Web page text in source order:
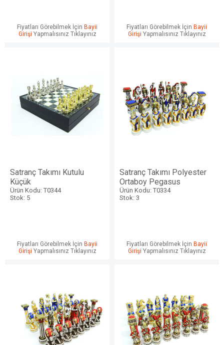
Fiyatları Görebilmek İçin Bayii
Girişi Yapmalısınız Tıklayınız
Fiyatları Görebilmek İçin Bayii
Girişi Yapmalısınız Tıklayınız
Satranç Takımı Kutulu
Küçük
Ürün Kodu: T0344
Stok: 5
Fiyatları Görebilmek İçin Bayii
Girişi Yapmalısınız Tıklayınız
Satranç Takımı Polyester
Ortaboy Pegasus
Ürün Kodu: T0334
Stok: 3
Fiyatları Görebilmek İçin Bayii
Girişi Yapmalısınız Tıklayınız